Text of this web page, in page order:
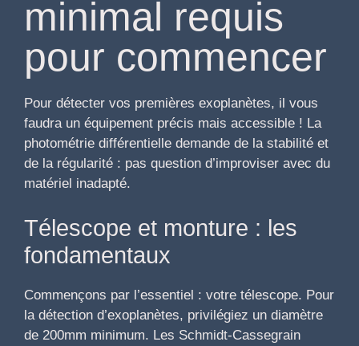
minimal requis
pour commencer
Pour détecter vos premières exoplanètes, il vous
faudra un équipement précis mais accessible ! La
photométrie différentielle demande de la stabilité et
de la régularité : pas question d’improviser avec du
matériel inadapté.
Télescope et monture : les
fondamentaux
Commençons par l’essentiel : votre télescope. Pour
la détection d’exoplanètes, privilégiez un diamètre
de 200mm minimum. Les Schmidt-Cassegrain